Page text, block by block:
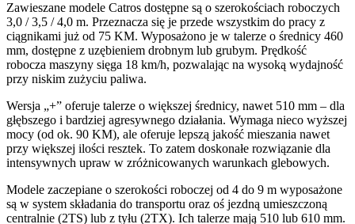
Zawieszane modele Catros dostępne są o szerokościach roboczych
3,0 / 3,5 / 4,0 m. Przeznacza się je przede wszystkim do pracy z
ciągnikami już od 75 KM. Wyposażono je w talerze o średnicy 460
mm, dostępne z uzębieniem drobnym lub grubym. Prędkość
robocza maszyny sięga 18 km/h, pozwalając na wysoką wydajność
przy niskim zużyciu paliwa.
Wersja „+” oferuje talerze o większej średnicy, nawet 510 mm – dla
głębszego i bardziej agresywnego działania. Wymaga nieco wyższej
mocy (od ok. 90 KM), ale oferuje lepszą jakość mieszania nawet
przy większej ilości resztek. To zatem doskonałe rozwiązanie dla
intensywnych upraw w zróżnicowanych warunkach glebowych.
Modele zaczepiane o szerokości roboczej od 4 do 9 m wyposażone
są w system składania do transportu oraz oś jezdną umieszczoną
centralnie (2TS) lub z tyłu (2TX). Ich talerze mają 510 lub 610 mm.